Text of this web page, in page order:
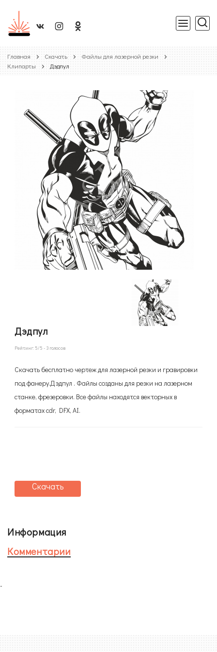
Главная Скачать
Файлы для лазерной резки
Клипарты
Дэдпул
Дэдпул
Рейтинг: 5/5 - 3 голосов
Скачать бесплатно чертеж для лазерной резки и гравировки
под фанеру.Дэдпул . Файлы созданы для резки на лазерном
станке, фрезеровки. Все файлы находятся векторных в
форматах cdr, DFX, AI.
Скачать
Информация
Комментарии
-